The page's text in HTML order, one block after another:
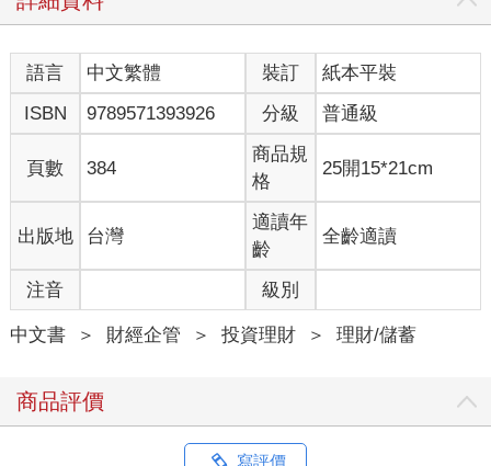
語言 中文繁體 裝訂
紙本平裝
ISBN
9789571393926 分級 普通級
頁數 384
商品規
格
25開15*21cm
出版地 台灣
適讀年
齡
全齡適讀
注音 級別
中文書 ＞ 財經企管 ＞ 投資理財 ＞ 理財/儲蓄
商品評價
寫評價